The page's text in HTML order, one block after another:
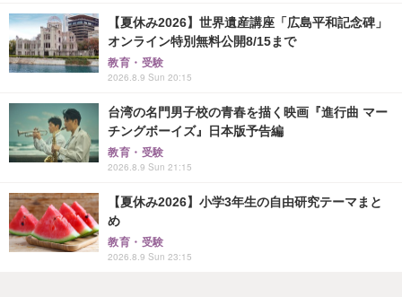
【夏休み2026】世界遺産講座「広島平和記念碑」
オンライン特別無料公開8/15まで
教育・受験
2026.8.9 Sun 20:15
台湾の名門男子校の青春を描く映画『進行曲 マー
チングボーイズ』日本版予告編
教育・受験
2026.8.9 Sun 21:15
【夏休み2026】小学3年生の自由研究テーマまと
め
教育・受験
2026.8.9 Sun 23:15